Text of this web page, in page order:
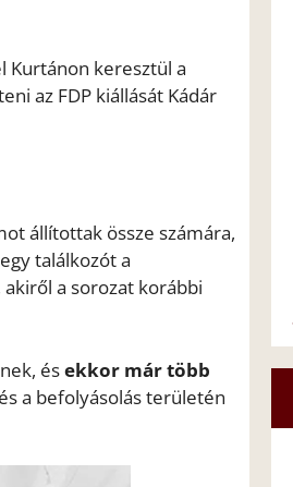
Kurtánon keresztül a
az FDP kiállását Kádár
állítottak össze számára,
találkozót a
akiről a sorozat korábbi
ésekkor már több
a befolyásolás területén